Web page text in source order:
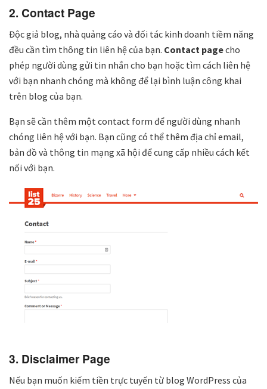
2. Contact Page
Độc giả blog, nhà quảng cáo và đối tác kinh doanh tiềm năng
đều cần tìm thông tin liên hệ của bạn. Contact pagecho
phép người dùng gửi tin nhắn cho bạn hoặc tìm cách liên hệ
với bạn nhanh chóng mà không để lại bình luận công khai
trên blog của bạn.
Bạn sẽ cần thêm một contact form để người dùng nhanh
chóng liên hệ với bạn. Bạn cũng có thể thêm địa chỉ email,
bản đồ và thông tin mạng xã hội để cung cấp nhiều cách kết
nối với bạn.
3. Disclaimer Page
Nếu bạn muốn kiếm tiền trực tuyến từ blog WordPress của